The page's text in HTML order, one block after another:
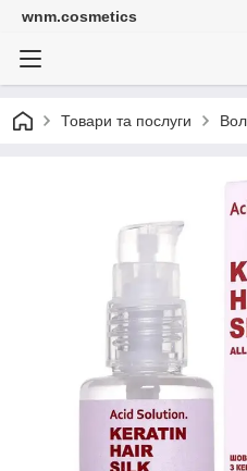
wnm.cosmetics
Товари та послуги